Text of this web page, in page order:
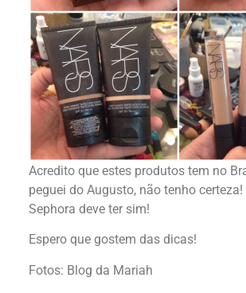
Acredito que estes produtos tem no
peguei do Augusto, não tenho
Sephora deve ter sim!
Espero que gostem das dicas!
Fotos: Blog da Mariah